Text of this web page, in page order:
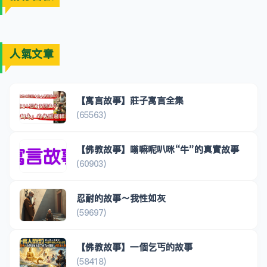
人氣文章
【寓言故事】莊子寓言全集
(65563)
【佛教故事】嗡嘛呢叭咪“牛”的真實故事
(60903)
忍耐的故事～我性如灰
(59697)
【佛教故事】一個乞丐的故事
(58418)